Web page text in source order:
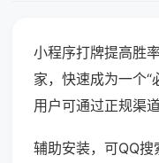
小程序打牌提高胜
家，快速成为一个“
用户可通过正规渠
辅助安装，可QQ